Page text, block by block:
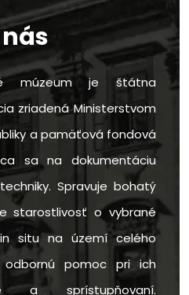
múzeum je štátna
zriadená Ministerstvom
a pamäťová fondová
sa na dokumentáciu
Spravuje bohatý
starostlivosť o vybrané
situ na území celého
odbornú pomoc pri ich
a sprístupňovaní.